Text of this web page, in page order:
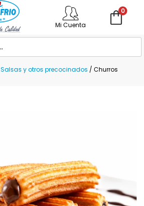
Mi Cuenta
0
Salsas y otros precocinados / Churros